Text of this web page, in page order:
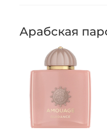
Арабская